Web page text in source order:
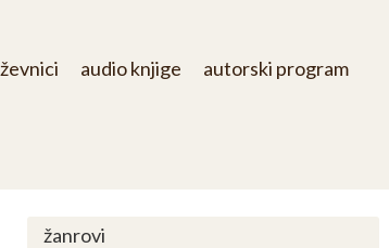
audio knjige autorski program
žanrovi